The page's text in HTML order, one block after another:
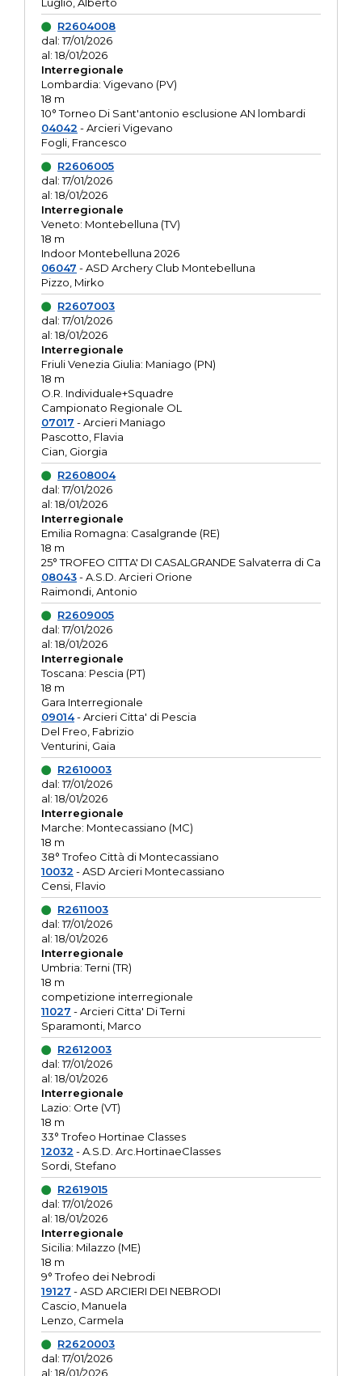
R2604008
dal: 17/01/2026
al: 18/01/2026
Interregionale
Lombardia: Vigevano (PV)
18 m
10° Torneo Di Sant'antonio esclusione AN lombardi
04042 - Arcieri Vigevano
Fogli, Francesco
R2606005
dal: 17/01/2026
al: 18/01/2026
Interregionale
Veneto: Montebelluna (TV)
18 m
Indoor Montebelluna 2026
06047 - ASD Archery Club Montebelluna
Pizzo, Mirko
R2607003
dal: 17/01/2026
al: 18/01/2026
Interregionale
Friuli Venezia Giulia: Maniago (PN)
18 m
O.R. Individuale+Squadre
Campionato Regionale OL
07017 - Arcieri Maniago
Pascotto, Flavia
Cian, Giorgia
R2608004
dal: 17/01/2026
al: 18/01/2026
Interregionale
Emilia Romagna: Casalgrande (RE)
18 m
25° TROFEO CITTA' DI CASALGRANDE Salvaterra di Ca
08043- A.S.D. Arcieri Orione
Raimondi, Antonio
R2609005
dal: 17/01/2026
al: 18/01/2026
Interregionale
Toscana: Pescia (PT)
18 m
Gara Interregionale
09014- Arcieri Citta' di Pescia
Del Freo, Fabrizio
Venturini, Gaia
R2610003
dal: 17/01/2026
al: 18/01/2026
Interregionale
Marche: Montecassiano (MC)
18 m
38° Trofeo Città di Montecassiano
10032 - ASD Arcieri Montecassiano
Censi, Flavio
R2611003
dal: 17/01/2026
al: 18/01/2026
Interregionale
Umbria: Terni (TR)
18 m
competizione interregionale
11027 - Arcieri Citta' Di Terni
Sparamonti, Marco
R2612003
dal: 17/01/2026
al: 18/01/2026
Interregionale
Lazio: Orte (VT)
18 m
33° Trofeo Hortinae Classes
12032 - A.S.D. Arc.HortinaeClasses
Sordi, Stefano
R2619015
dal: 17/01/2026
al: 18/01/2026
Interregionale
Sicilia: Milazzo (ME)
18 m
9° Trofeo dei Nebrodi
19127 - ASD ARCIERI DEI NEBRODI
Cascio, Manuela
Lenzo, Carmela
R2620003
dal: 17/01/2026
al: 18/01/2026